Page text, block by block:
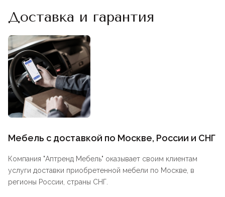
Доставка и гарантия
Мебель с доставкой по Москве, России и СНГ
Компания "Аптренд Мебель" оказывает своим клиентам
услуги доставки приобретенной мебели по Москве, в
регионы России, страны СНГ.